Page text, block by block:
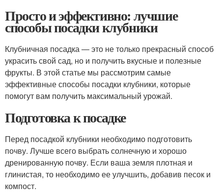
Просто и эффективно: лучшие
способы посадки клубники
Клубничная посадка — это не только прекрасный способ
украсить свой сад, но и получить вкусные и полезные
фрукты. В этой статье мы рассмотрим самые
эффективные способы посадки клубники, которые
помогут вам получить максимальный урожай.
Подготовка к посадке
Перед посадкой клубники необходимо подготовить
почву. Лучше всего выбрать солнечную и хорошо
дренированную почву. Если ваша земля плотная и
глинистая, то необходимо ее улучшить, добавив песок и
компост.